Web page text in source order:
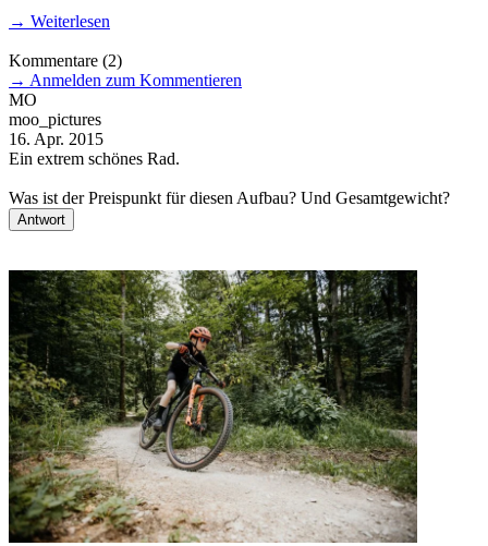
→ Weiterlesen
Kommentare (2)
→ Anmelden zum Kommentieren
MO
moo_pictures
16. Apr. 2015
Ein extrem schönes Rad.
Was ist der Preispunkt für diesen Aufbau? Und Gesamtgewicht?
Antwort